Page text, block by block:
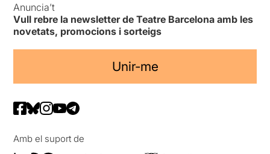
Anuncia’t
Vull rebre la newsletter de Teatre Barcelona amb les
novetats, promocions i sorteigs
Unir-me
Amb el suport de